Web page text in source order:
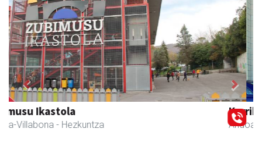
Karrika auto konponketa
Andoain - Auto konponketak
Previous Next